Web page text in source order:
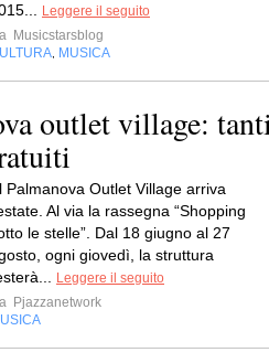
Leggere il seguito
Musicstarsblog
MUSICA
outlet village:
Palmanova Outlet Village arriva
Al via la rassegna “Shopping
le stelle”. Dal 18 giugno al 27
ogni giovedì, la struttura
Leggere il seguito
Pjazzanetwork